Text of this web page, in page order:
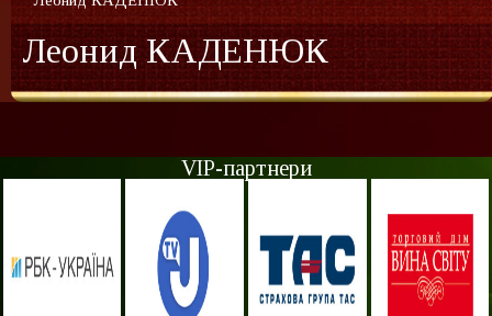
Леонид КАДЕНЮК
VIP-партнери